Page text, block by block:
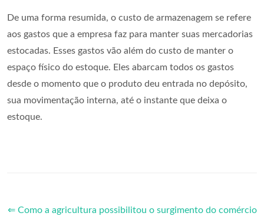
De uma forma resumida, o custo de armazenagem se refere
aos gastos que a empresa faz para manter suas mercadorias
estocadas. Esses gastos vão além do custo de manter o
espaço físico do estoque. Eles abarcam todos os gastos
desde o momento que o produto deu entrada no depósito,
sua movimentação interna, até o instante que deixa o
estoque.
⇐ Como a agricultura possibilitou o surgimento do comércio